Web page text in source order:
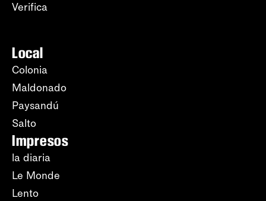
Verifica
Local
Colonia
Maldonado
Paysandú
Salto
Impresos
la diaria
Le Monde
Lento